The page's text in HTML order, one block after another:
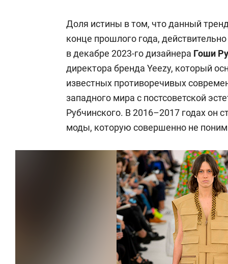
Доля истины в том, что данный
конце прошлого года,
в декабре 2023-го дизайнера Гоши
директора бренда Yeezy, который
известных противоречивых
западного мира с постсоветской
Рубчинского. В 2016–2017 годах он
моды, которую совершенно не